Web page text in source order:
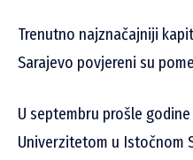
Trenutno najznačajniji
Sarajevo povjereni su
U septembru prošle
Univerzitetom u Istočnom